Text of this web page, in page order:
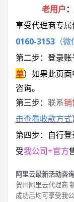
老用户：
享受代理商专属
0160-3153 （
第二步：登录
单） 如果此页
咨询。
第三步： 联系销
击查看收款方式
第四步：自行登
受我公司+官方
阿里云最新活动咨
贺州阿里云代理商
成功后均可享受我